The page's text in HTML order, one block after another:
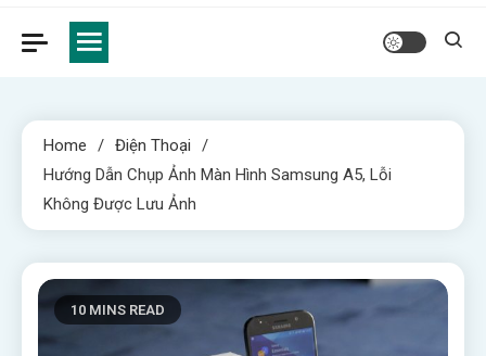
Home
Điện Thoại
Hướng Dẫn Chụp Ảnh Màn Hình Samsung A5, Lỗi
Không Được Lưu Ảnh
10 MINS READ